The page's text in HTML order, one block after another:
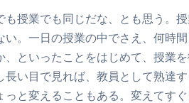
も授業でも同じだな、とも思う。
い。一日の授業の中でさえ、何時
といったことをはじめて、授業
長い目で見れば、教員として熟達
っと変えることもある。変えてす